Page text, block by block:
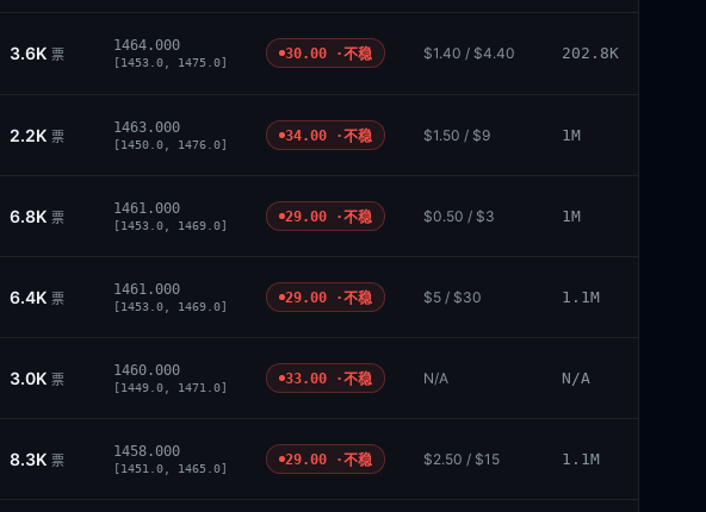
3.6K 票
1464.000
[1453.0, 1475.0]
30.00 ·不稳 $1.40 / $4.40 202.8K
2.2K 票
1463.000
[1450.0, 1476.0]
34.00 ·不稳 $1.50 / $9 1M
6.8K 票
1461.000
[1453.0, 1469.0]
29.00 ·不稳 $0.50 / $3 1M
6.4K 票
1461.000
[1453.0, 1469.0]
29.00 ·不稳 $5 / $30 1.1M
3.0K 票
1460.000
[1449.0, 1471.0]
33.00 ·不稳 N/A N/A
8.3K 票
1458.000
[1451.0, 1465.0]
29.00 ·不稳 $2.50 / $15 1.1M